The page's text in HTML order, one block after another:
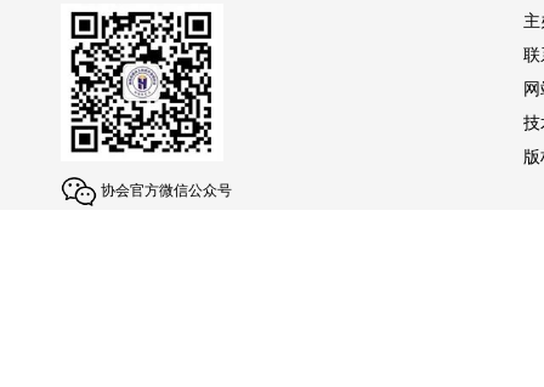
协会官方微信公众号
联
技